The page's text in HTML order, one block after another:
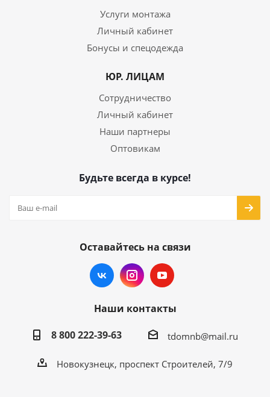
Услуги монтажа
Личный кабинет
Бонусы и спецодежда
ЮР. ЛИЦАМ
Сотрудничество
Личный кабинет
Наши партнеры
Оптовикам
Будьте всегда в курсе!
Оставайтесь на связи
Наши контакты
8 800 222-39-63
tdomnb@mail.ru
Новокузнецк, проспект Строителей, 7/9